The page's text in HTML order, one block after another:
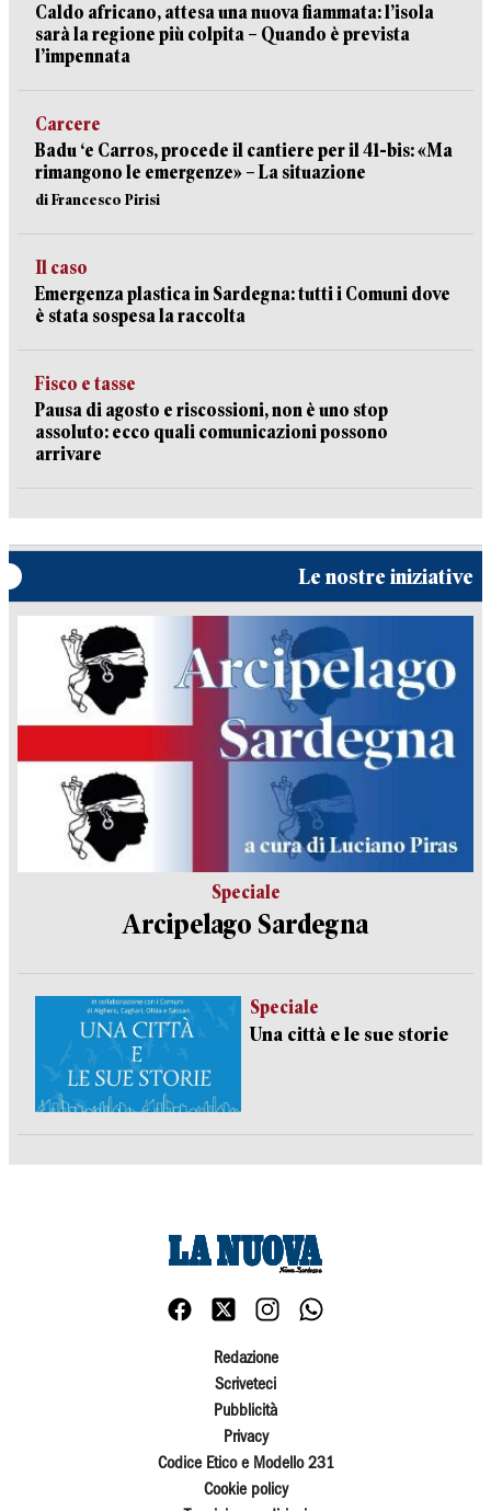
Caldo africano, attesa una nuova fiammata: l’isola
sarà la regione più colpita – Quando è prevista
l’impennata
Carcere
Badu ‘e Carros, procede il cantiere per il 41-bis: «Ma
rimangono le emergenze» – La situazione
di Francesco Pirisi
Il caso
Emergenza plastica in Sardegna: tutti i Comuni dove
è stata sospesa la raccolta
Fisco e tasse
Pausa di agosto e riscossioni, non è uno stop
assoluto: ecco quali comunicazioni possono
arrivare
Le nostre iniziative
Speciale
Arcipelago Sardegna
Speciale
Una città e le sue storie
Redazione
Scriveteci
Pubblicità
Privacy
Codice Etico e Modello 231
Cookie policy